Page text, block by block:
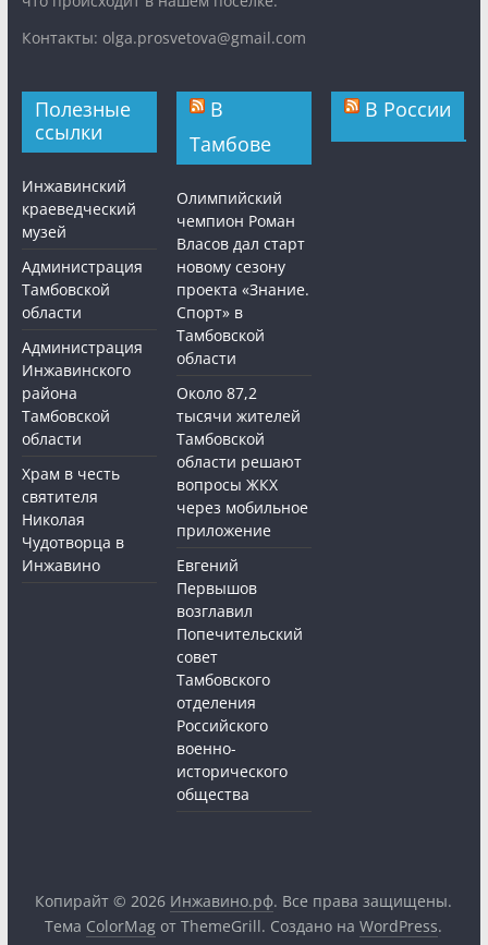
Контакты: olga.prosvetova@gmail.com
Полезные
ссылки
Инжавинский
краеведческий
музей
Администрация
Тамбовской
области
Администрация
Инжавинского
района
Тамбовской
области
Храм в честь
святителя
Николая
Чудотворца в
Инжавино
В
Тамбове
Олимпийский
чемпион Роман
Власов дал старт
новому сезону
проекта «Знание.
Спорт» в
Тамбовской
области
Около 87,2
тысячи жителей
Тамбовской
области решают
вопросы ЖКХ
через мобильное
приложение
Евгений
Первышов
возглавил
Попечительский
совет
Тамбовского
отделения
Российского
военно-
исторического
общества
В России
Копирайт © 2026 Инжавино.рф. Все права защищены.
Тема ColorMag от ThemeGrill. Создано наWordPress.